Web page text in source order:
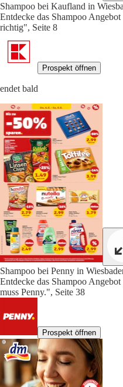
Shampoo bei Kaufland in
Entdecke das Shampoo
richtig", Seite 8
Prospekt öffnen
endet bald
Shampoo bei Penny in
Entdecke das Shampoo
muss Penny.", Seite 38
Prospekt öffnen